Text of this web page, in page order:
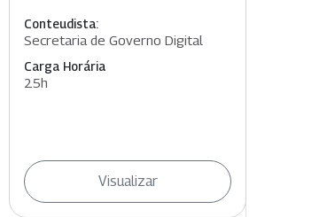
Conteudista:
Secretaria de Governo Digital
Carga Horária
25h
Visualizar